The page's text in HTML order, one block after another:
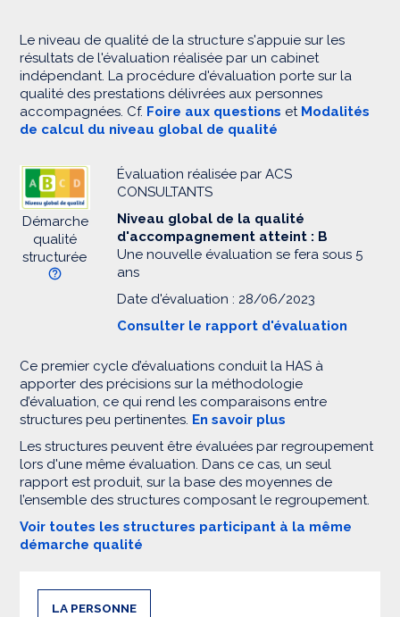
Le niveau de qualité de la structure s'appuie sur les
résultats de l'évaluation réalisée par un cabinet
indépendant. La procédure d'évaluation porte sur la
qualité des prestations délivrées aux personnes
accompagnées. Cf. Foire aux questions et Modalités
de calcul du niveau global de qualité
Démarche
qualité
structurée
Évaluation réalisée par ACS
CONSULTANTS
Niveau global de la qualité
d'accompagnement atteint : B
Une nouvelle évaluation se fera sous 5
ans
Date d'évaluation : 28/06/2023
Consulter le rapport d'évaluation
Ce premier cycle d’évaluations conduit la HAS à
apporter des précisions sur la méthodologie
d’évaluation, ce qui rend les comparaisons entre
structures peu pertinentes. En savoir plus
Les structures peuvent être évaluées par regroupement
lors d'une même évaluation. Dans ce cas, un seul
rapport est produit, sur la base des moyennes de
l’ensemble des structures composant le regroupement.
Voir toutes les structures participant à la même
démarche qualité
LA PERSONNE